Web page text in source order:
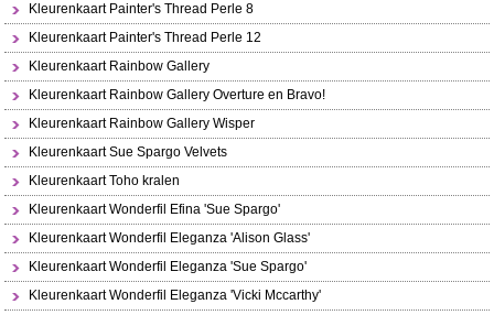
Kleurenkaart Painter's Thread Perle 8
Kleurenkaart Painter's Thread Perle 12
Kleurenkaart Rainbow Gallery
Kleurenkaart Rainbow Gallery Overture en Bravo!
Kleurenkaart Rainbow Gallery Wisper
Kleurenkaart Sue Spargo Velvets
Kleurenkaart Toho kralen
Kleurenkaart Wonderfil Efina 'Sue Spargo'
Kleurenkaart Wonderfil Eleganza 'Alison Glass'
Kleurenkaart Wonderfil Eleganza 'Sue Spargo'
Kleurenkaart Wonderfil Eleganza 'Vicki Mccarthy'